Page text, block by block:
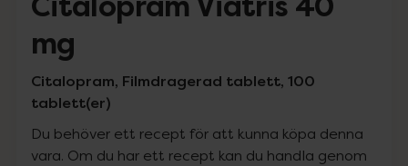
mg
Citalopram, Filmdragerad tablett, 100
tablett(er)
Du behöver ett recept för att kunna köpa denna
vara. Om du har ett recept kan du handla genom